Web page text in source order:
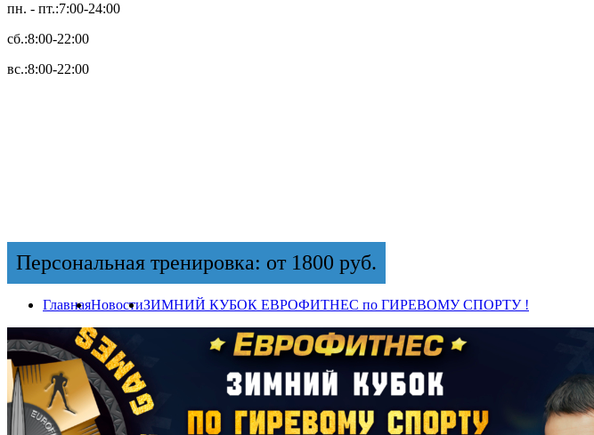
пн. - пт.:7:00-24:00
сб.:8:00-22:00
вс.:8:00-22:00
Персональная тренировка: от 1800 руб.
ГлавнаяНовостиЗИМНИЙ КУБОК ЕВРОФИТНЕС по ГИРЕВОМУ СПОРТУ !